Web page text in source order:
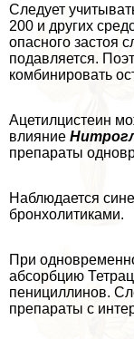
Следует
200 и других
опасного застоя
подавляется.
комбинировать
Ацетилцистеин
влияние
препараты
Наблюдается
бронхолитиками.
При
абсорбцию
пенициллинов.
препараты с